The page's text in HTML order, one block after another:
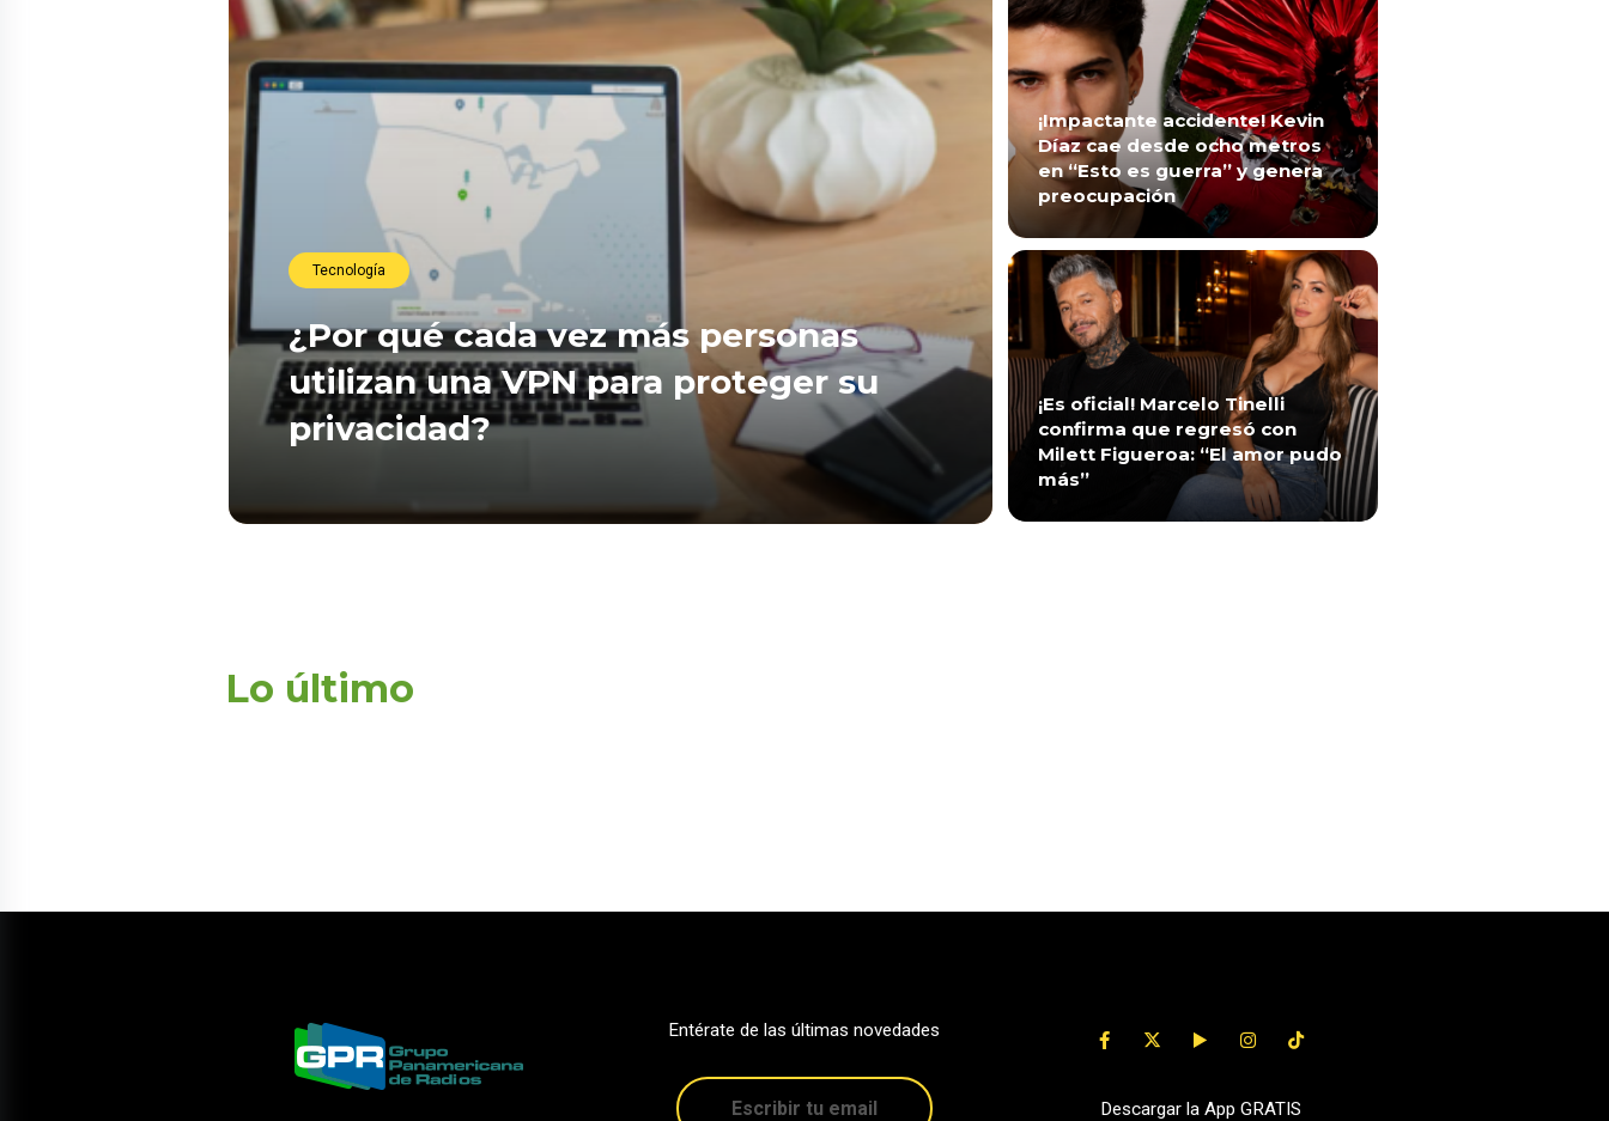
Tecnología
¿Por qué cada vez más personas
utilizan una VPN para proteger su
privacidad?
¡Impactante accidente! Kevin
Díaz cae desde ocho metros
en “Esto es guerra” y genera
preocupación
¡Es oficial! Marcelo Tinelli
confirma que regresó con
Milett Figueroa: “El amor pudo
más”
Lo último
Entérate de las últimas novedades
Descargar la App GRATIS